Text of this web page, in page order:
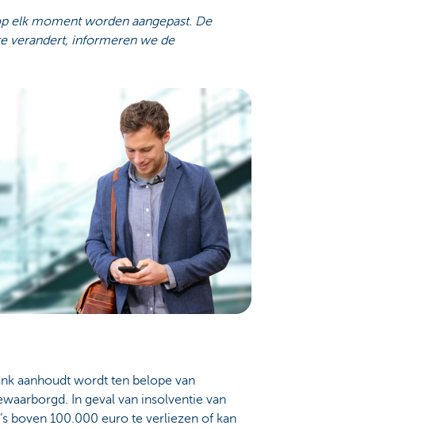
elk moment worden aangepast. De
verandert, informeren we de
aanhoudt wordt ten belope van
In geval van insolventie van
boven 100.000 euro te verliezen of kan